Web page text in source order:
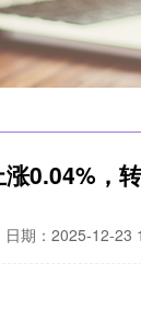
0.04%，
日期：2025-12-23